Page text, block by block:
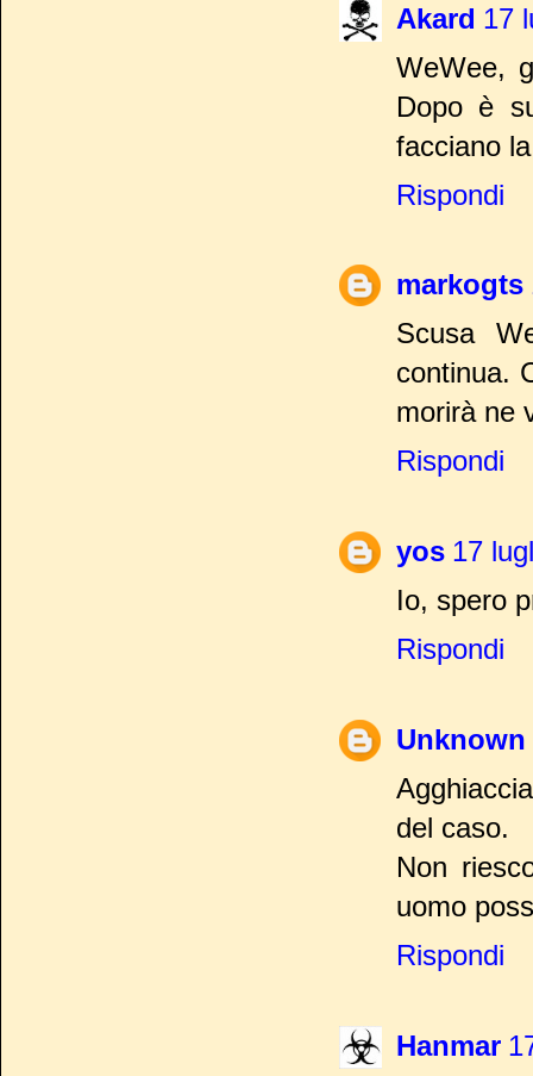
Akard 17
WeWee,
Dopo è
facciano
Rispondi
markogts
Scusa
continua.
morirà ne
Rispondi
yos 17
Io, spero
Rispondi
Unknown
del caso.
Non
uomo
Rispondi
Hanmar